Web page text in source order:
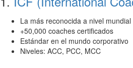
La más reconocida a nivel mundial
+50,000 coaches certificados
Estándar en el mundo corporativo
Niveles: ACC, PCC, MCC